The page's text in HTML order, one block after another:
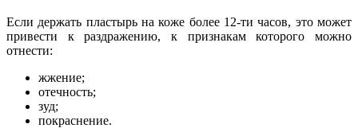
Если держать пластырь на коже более 12-ти часов, это может
привести к раздражению, к признакам которого можно
отнести:
жжение;
отечность;
зуд;
покраснение.